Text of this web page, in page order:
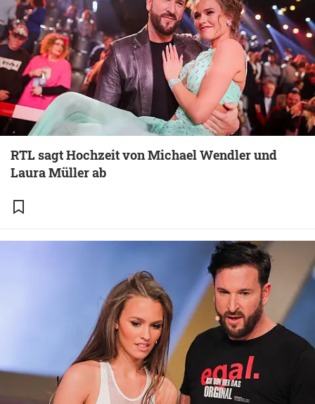
RTL sagt Hochzeit von Michael Wendler und
Laura Müller ab